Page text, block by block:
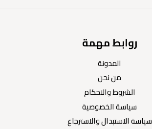
روابط مهمة
المدونة
من نحن
الشروط والاحكام
سياسة الخصوصية
سياسة الاستبدال والاسترجاع